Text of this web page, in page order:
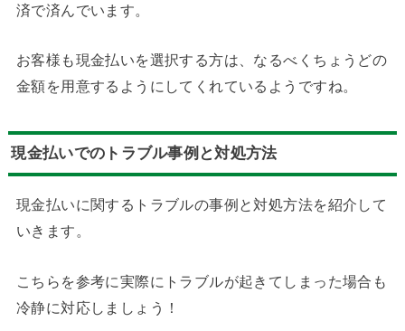
済で済んでいます。
お客様も現金払いを選択する方は、なるべくちょうどの
金額を用意するようにしてくれているようですね。
現金払いでのトラブル事例と対処方法
現金払いに関するトラブルの事例と対処方法を紹介して
いきます。
こちらを参考に実際にトラブルが起きてしまった場合も
冷静に対応しましょう！